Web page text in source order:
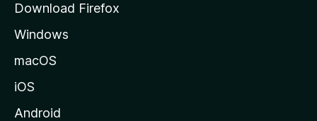
i
d
Download Firefox
Windows
macOS
iOS
Android